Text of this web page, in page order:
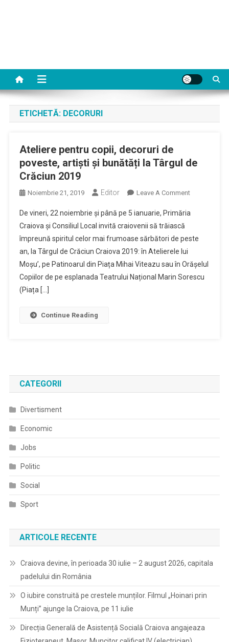
ETICHETĂ: DECORURI
Ateliere pentru copii, decoruri de
poveste, artiști și bunătăți la Târgul de
Crăciun 2019
Noiembrie 21, 2019 Editor Leave A CommentOn
Pentru
Decoruri
Poveste,
Artiști
De vineri, 22 noiembrie și până pe 5 ianuarie, Primăria
Craiova și Consiliul Local invită craiovenii să trăiască
împreună spiritul celor mai frumoase sărbători de peste
an, la Târgul de Crăciun Craiova 2019: în Atelierele lui
Moșu’, pe Patinoarul din Piața Mihai Viteazu sau în Orășelul
Copiilor de pe esplanada Teatrului Național Marin Sorescu
(Piața […]
Continue Reading
CATEGORII
Divertisment
Economic
Jobs
Politic
Social
Sport
ARTICOLE RECENTE
Craiova devine, în perioada 30 iulie – 2 august 2026, capitala
padelului din România
O iubire construită pe crestele munților. Filmul „Hoinari prin
Munți” ajunge la Craiova, pe 11 iulie
Direcția Generală de Asistență Socială Craiova angajeaza